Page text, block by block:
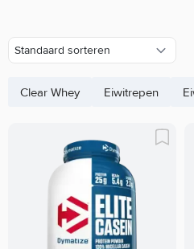
Clear Whey Eiwitrepen